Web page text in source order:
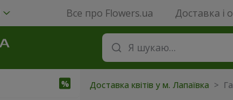
Все про Flowers.ua Доставка і
Доставка квітів у м. Лапаївка >